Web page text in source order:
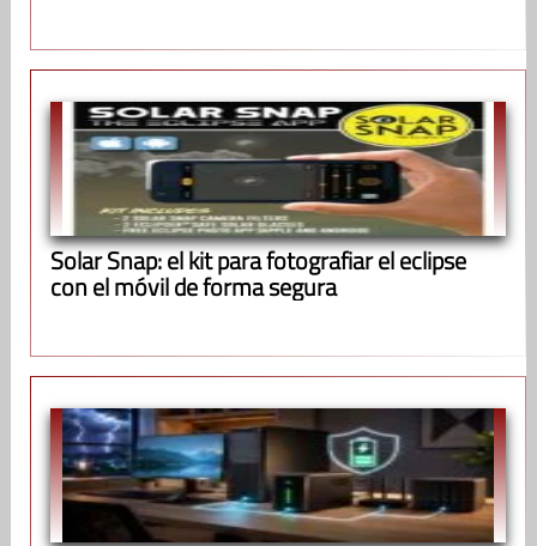
Solar Snap: el kit para fotografiar el eclipse
con el móvil de forma segura